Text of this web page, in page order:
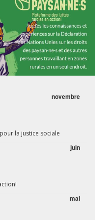
novembre
la justice sociale
juin
mai